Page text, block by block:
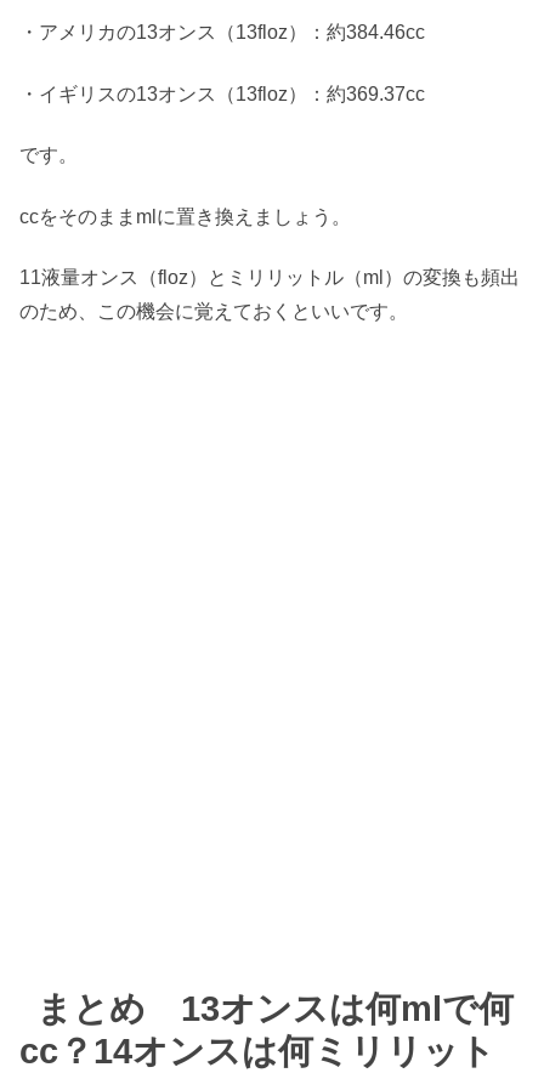
・アメリカの13オンス（13floz）：約384.46cc
・イギリスの13オンス（13floz）：約369.37cc
です。
ccをそのままmlに置き換えましょう。
11液量オンス（floz）とミリリットル（ml）の変換も頻出
のため、この機会に覚えておくといいです。
まとめ 13オンスは何mlで何
cc？14オンスは何ミリリット